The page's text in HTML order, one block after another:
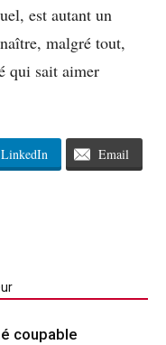
est autant un
malgré tout,
qui sait aimer
LinkedIn Email
coupable